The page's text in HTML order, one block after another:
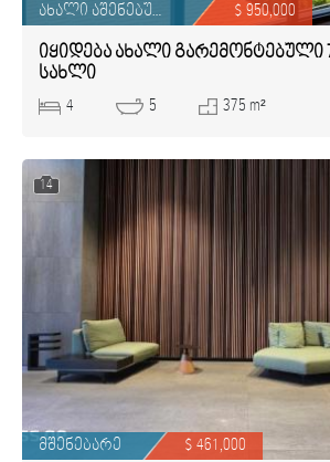
ახალი აშენებული $ 950,000
იყიდება ახალი გარემონტებული
სახლი
4 5 375 m²
14
მშენებარე $ 461,000